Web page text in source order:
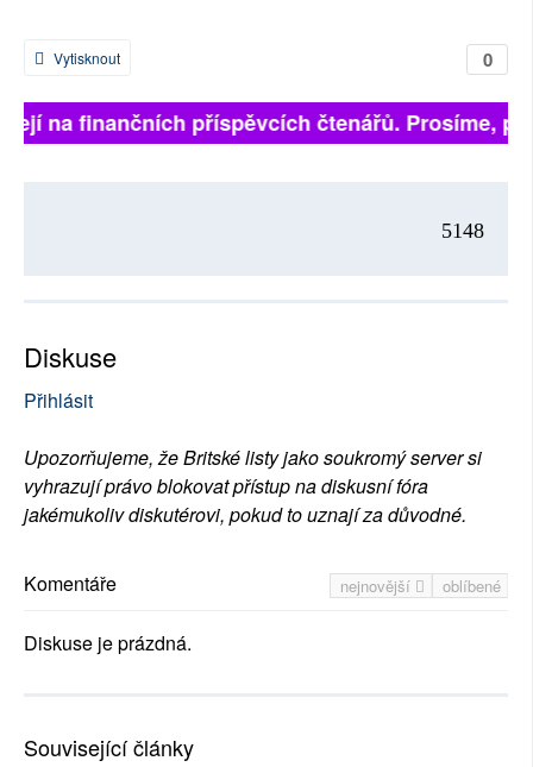
0
Vytisknout
na finančních příspěvcích čtenářů. Prosíme,
5148
Diskuse
Přihlásit
Upozorňujeme, že Britské listy jako soukromý server si
vyhrazují právo blokovat přístup na diskusní fóra
jakémukoliv diskutérovi, pokud to uznají za důvodné.
nejnovější oblíbené
Komentáře
Diskuse je prázdná.
Související články